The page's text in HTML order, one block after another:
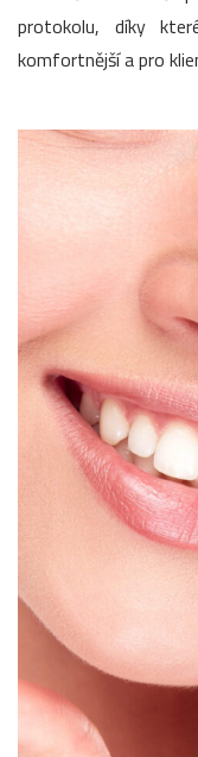
protokolu, díky
komfortnější a pro